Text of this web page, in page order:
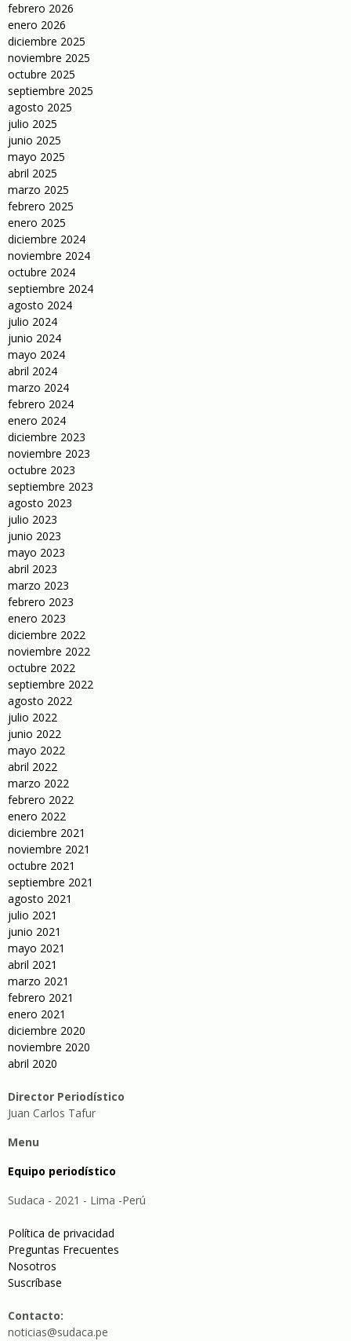
febrero 2026
enero 2026
diciembre 2025
noviembre 2025
octubre 2025
septiembre 2025
agosto 2025
julio 2025
junio 2025
mayo 2025
abril 2025
marzo 2025
febrero 2025
enero 2025
diciembre 2024
noviembre 2024
octubre 2024
septiembre 2024
agosto 2024
julio 2024
junio 2024
mayo 2024
abril 2024
marzo 2024
febrero 2024
enero 2024
diciembre 2023
noviembre 2023
octubre 2023
septiembre 2023
agosto 2023
julio 2023
junio 2023
mayo 2023
abril 2023
marzo 2023
febrero 2023
enero 2023
diciembre 2022
noviembre 2022
octubre 2022
septiembre 2022
agosto 2022
julio 2022
junio 2022
mayo 2022
abril 2022
marzo 2022
febrero 2022
enero 2022
diciembre 2021
noviembre 2021
octubre 2021
septiembre 2021
agosto 2021
julio 2021
junio 2021
mayo 2021
abril 2021
marzo 2021
febrero 2021
enero 2021
diciembre 2020
noviembre 2020
abril 2020
Director Periodístico
Juan Carlos Tafur
Menu
Equipo periodístico
Sudaca - 2021 - Lima -Perú
Política de privacidad
Preguntas Frecuentes
Nosotros
Suscríbase
Contacto:
noticias@sudaca.pe